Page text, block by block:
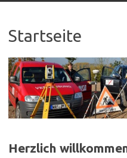
Startseite
Herzlich